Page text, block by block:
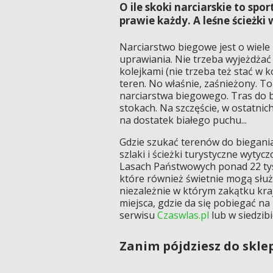
O ile skoki narciarskie to
prawie każdy. A leśne
Narciarstwo biegowe jest o
uprawiania. Nie trzeba
kolejkami (nie trzeba też stać w
teren. No właśnie, zaśnieżony.
narciarstwa biegowego. Tras do
stokach. Na szczęście, w
na dostatek białego puchu...
Gdzie szukać terenów do
szlaki i ścieżki turystyczne
Lasach Państwowych ponad 22
które również świetnie mogą
niezależnie w którym zakątku
miejsca, gdzie da się pobiegać
serwisu Czaswlas.pl lub w
Zanim pójdziesz do